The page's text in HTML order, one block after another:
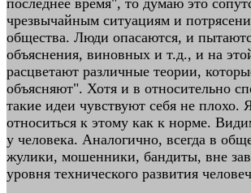
последнее время", то думаю это
чрезвычайным ситуациям и
общества. Люди опасаются, и
объяснения, виновных и т.д., и на
расцветают различные теории,
объясняют". Хотя и в относительно
такие идеи чувствуют себя не плохо.
относиться к этому как к норме.
у человека. Аналогично, всегда в
жулики, мошенники, бандиты, вне
уровня технического развития